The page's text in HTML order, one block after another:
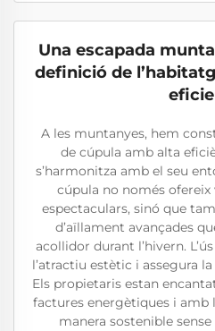
Una escapada
definició de
A les muntanyes, hem
de cúpula amb alta
s’harmonitza amb el seu
cúpula no només
espectaculars, sinó que
d’aïllament avançades
acollidor durant l’hivern.
l’atractiu estètic i assegura
Els propietaris estan
factures energètiques i amb
manera sostenible